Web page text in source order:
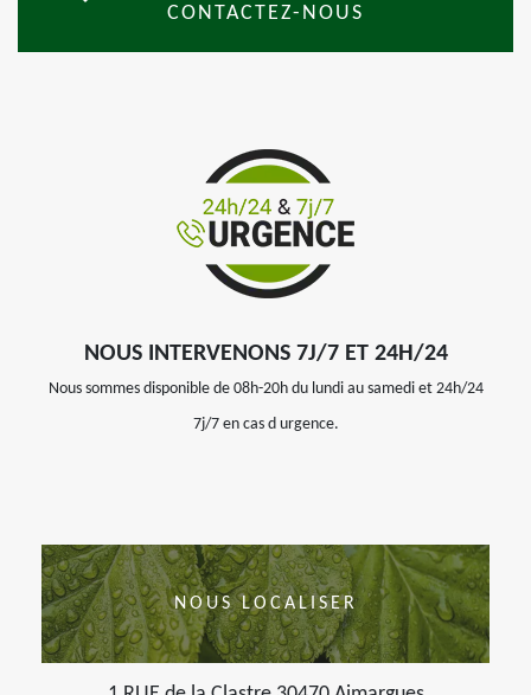
CONTACTEZ-NOUS
NOUS INTERVENONS 7J/7 ET 24H/24
Nous sommes disponible de 08h-20h du lundi au samedi et 24h/24
7j/7 en cas d urgence.
NOUS LOCALISER